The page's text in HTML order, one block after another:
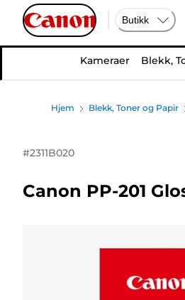
Butikk
Kameraer Blekk,
Hjem Blekk, Toner og Papir
#2311B020
Canon PP-201